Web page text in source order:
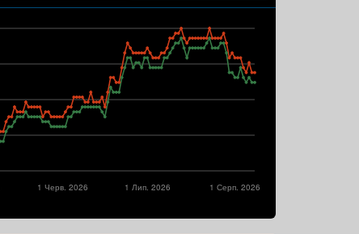
1 Серп. 2026
1 Лип. 2026
1 Черв. 2026